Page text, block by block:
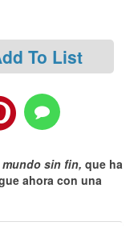
To List
mundo sin fin, que ha
ahora con una